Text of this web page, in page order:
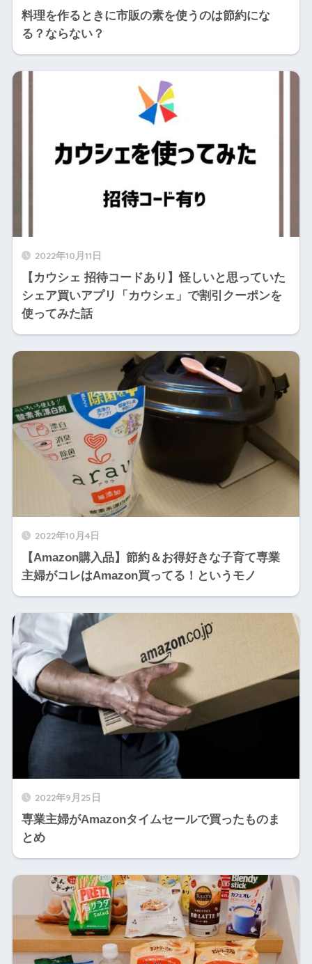
料理を作るときに市販の素を使うのは節約にな
る？ならない？
2022年10月11日
【カウシェ 招待コードあり】怪しいと思っていた
シェア買いアプリ「カウシェ」で割引クーポンを
使ってみた話
2022年10月4日
【Amazon購入品】節約＆お得好きな子育て専業
主婦がコレはAmazon買ってる！というモノ
2022年9月25日
専業主婦がAmazonタイムセールで買ったものま
とめ